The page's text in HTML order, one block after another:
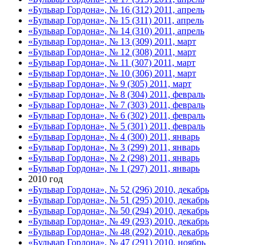
«Бульвар Гордона», № 16 (312) 2011, апрель
«Бульвар Гордона», № 15 (311) 2011, апрель
«Бульвар Гордона», № 14 (310) 2011, апрель
«Бульвар Гордона», № 13 (309) 2011, март
«Бульвар Гордона», № 12 (308) 2011, март
«Бульвар Гордона», № 11 (307) 2011, март
«Бульвар Гордона», № 10 (306) 2011, март
«Бульвар Гордона», № 9 (305) 2011, март
«Бульвар Гордона», № 8 (304) 2011, февраль
«Бульвар Гордона», № 7 (303) 2011, февраль
«Бульвар Гордона», № 6 (302) 2011, февраль
«Бульвар Гордона», № 5 (301) 2011, февраль
«Бульвар Гордона», № 4 (300) 2011, январь
«Бульвар Гордона», № 3 (299) 2011, январь
«Бульвар Гордона», № 2 (298) 2011, январь
«Бульвар Гордона», № 1 (297) 2011, январь
2010 год
«Бульвар Гордона», № 52 (296) 2010, декабрь
«Бульвар Гордона», № 51 (295) 2010, декабрь
«Бульвар Гордона», № 50 (294) 2010, декабрь
«Бульвар Гордона», № 49 (293) 2010, декабрь
«Бульвар Гордона», № 48 (292) 2010, декабрь
«Бульвар Гордона», № 47 (291) 2010, ноябрь